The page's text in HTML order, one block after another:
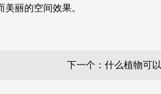
丽的空间效果。
下一个：什么植物可